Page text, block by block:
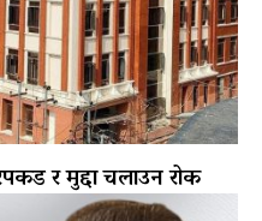
र मुद्दा चलाउन रोक